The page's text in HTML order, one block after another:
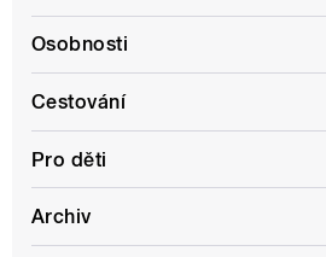
Osobnosti
Cestování
Pro děti
Archiv